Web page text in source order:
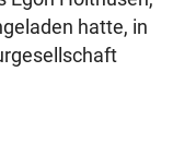
hatte, in